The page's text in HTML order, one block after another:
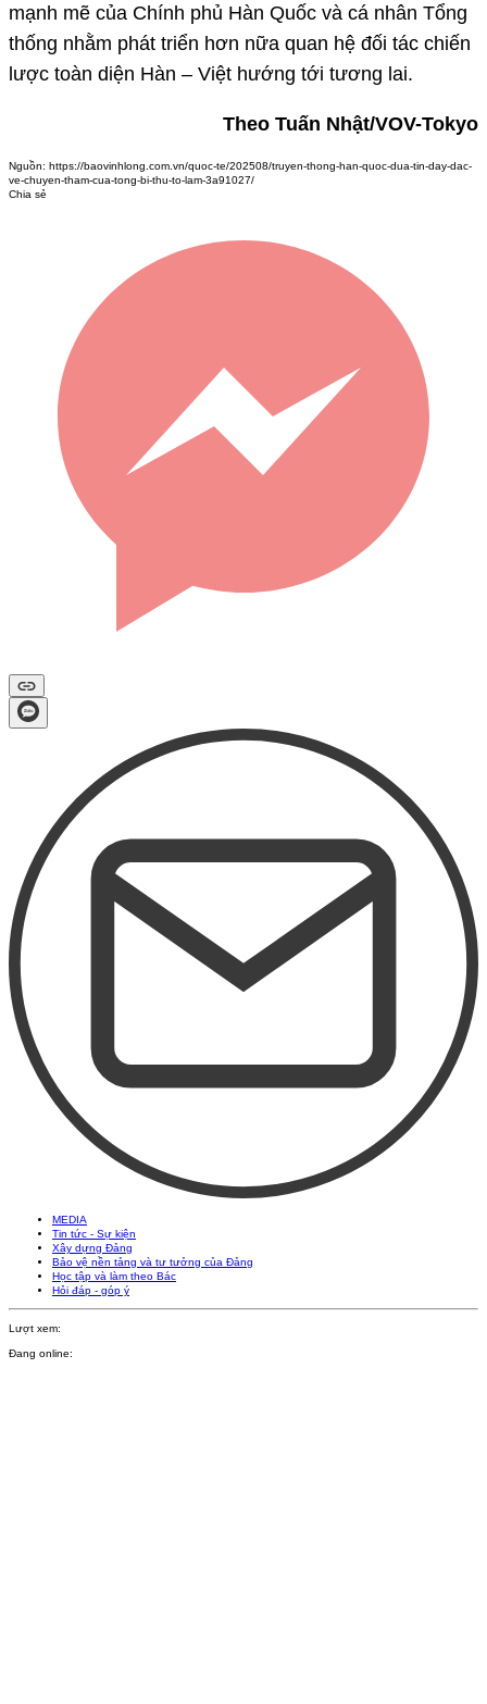
mạnh mẽ của Chính phủ Hàn Quốc và cá nhân Tổng
thống nhằm phát triển hơn nữa quan hệ đối tác chiến
lược toàn diện Hàn – Việt hướng tới tương lai.
Theo Tuấn Nhật/VOV-Tokyo
Nguồn: https://baovinhlong.com.vn/quoc-te/202508/truyen-thong-han-quoc-dua-tin-day-dac-
ve-chuyen-tham-cua-tong-bi-thu-to-lam-3a91027/
Chia sẻ
MEDIA
Tin tức - Sự kiện
Xây dựng Đảng
Bảo vệ nền tảng và tư tưởng của Đảng
Học tập và làm theo Bác
Hỏi đáp - góp ý
Lượt xem:
Đang online: